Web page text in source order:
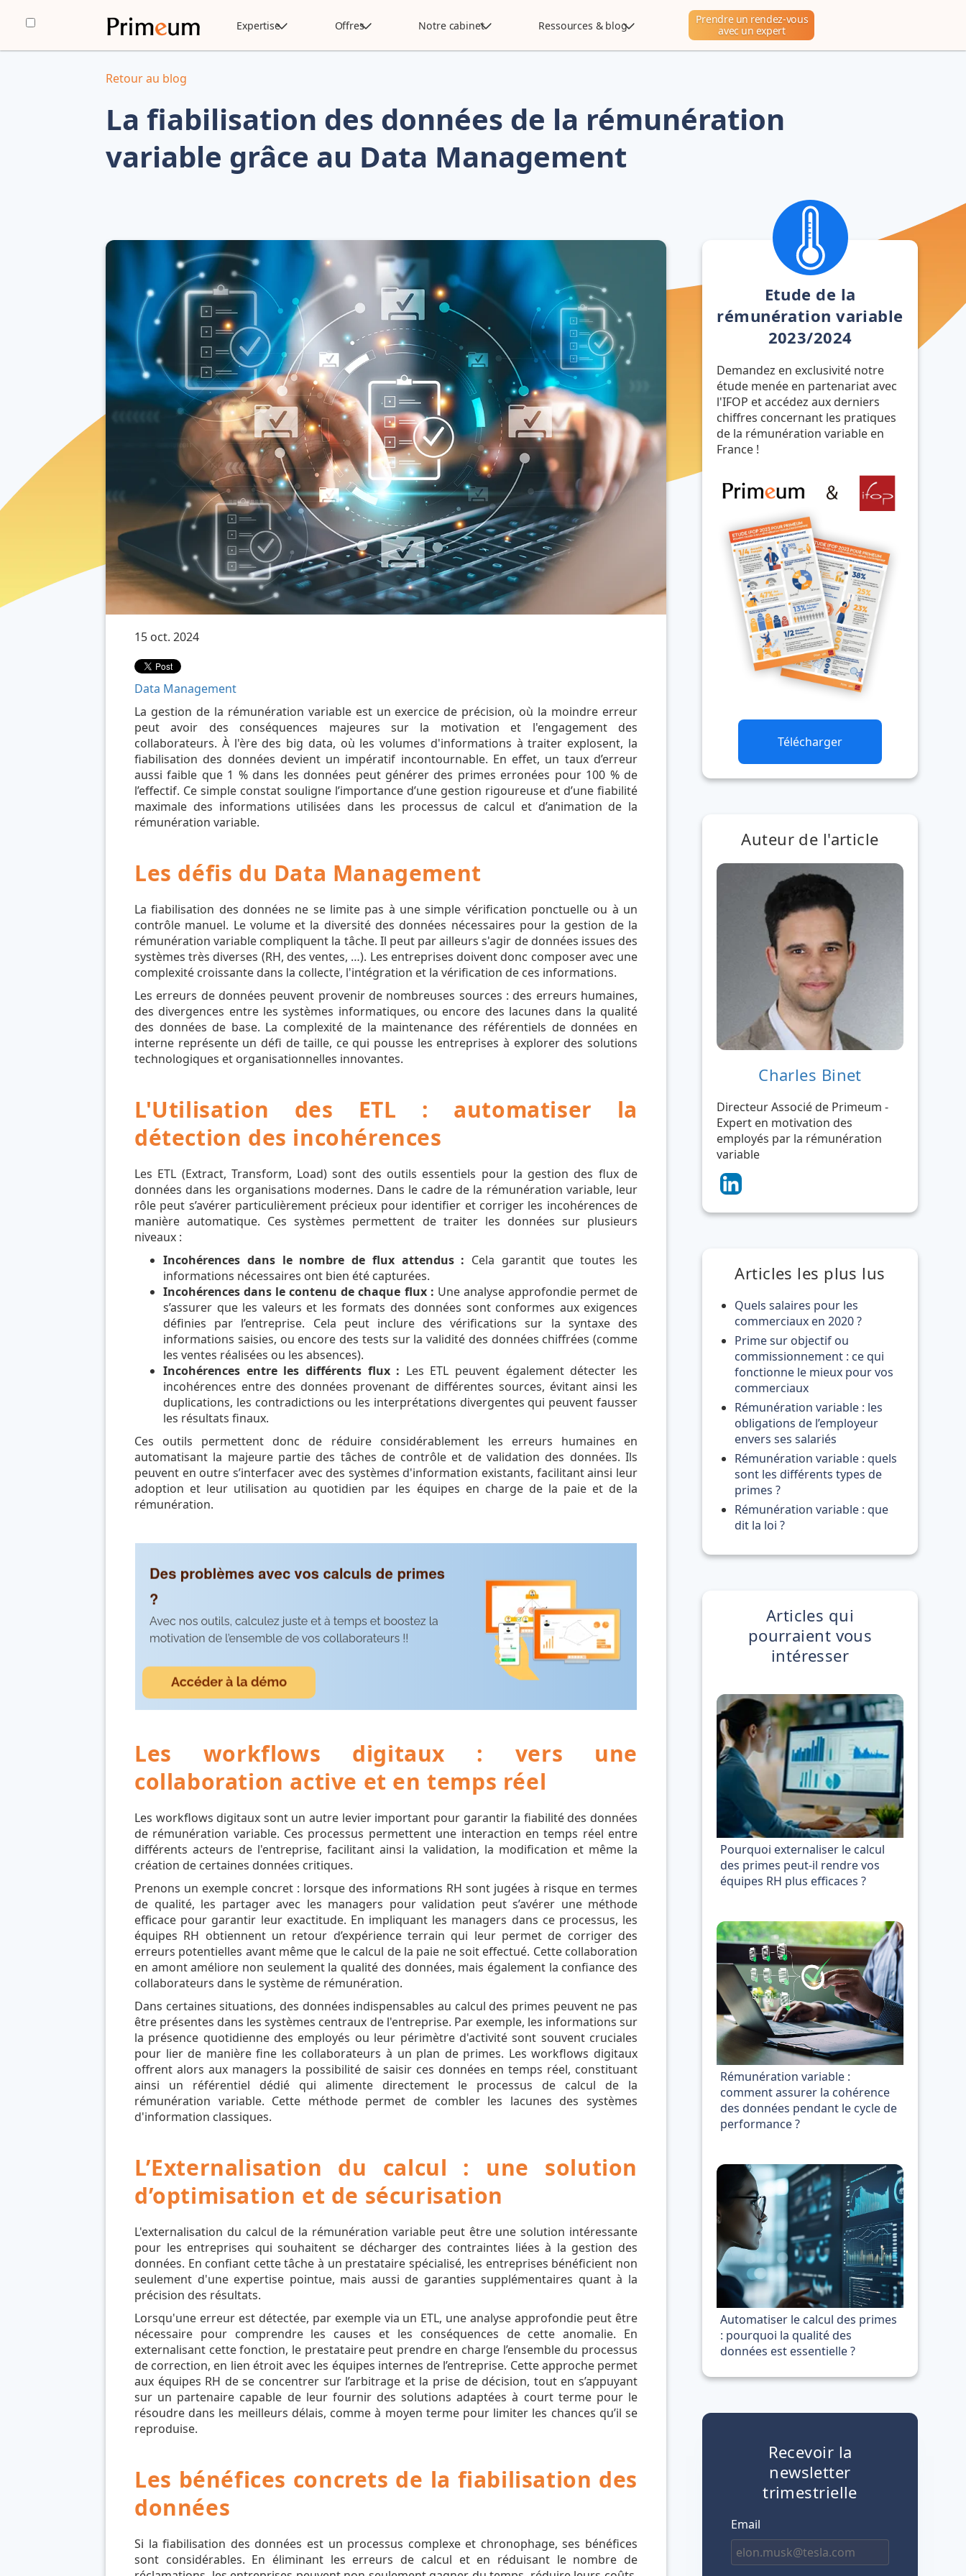
Expertise Offres Notre cabinet Ressources & blog
Prendre un rendez-vous
avec un expert
Retour au blog
La fiabilisation des données de la rémunération
variable grâce au Data Management
15 oct. 2024
Data Management
La gestion de la rémunération variable est un exercice de précision, où la moindre erreur
peut avoir des conséquences majeures sur la motivation et l'engagement des
collaborateurs. À l'ère des big data, où les volumes d'informations à traiter explosent, la
fiabilisation des données devient un impératif incontournable. En effet, un taux d’erreur
aussi faible que 1 % dans les données peut générer des primes erronées pour 100 % de
l’effectif. Ce simple constat souligne l’importance d’une gestion rigoureuse et d’une fiabilité
maximale des informations utilisées dans les processus de calcul et d’animation de la
rémunération variable.
Les défis du Data Management
La fiabilisation des données ne se limite pas à une simple vérification ponctuelle ou à un
contrôle manuel. Le volume et la diversité des données nécessaires pour la gestion de la
rémunération variable compliquent la tâche. Il peut par ailleurs s'agir de données issues des
systèmes très diverses (RH, des ventes, …). Les entreprises doivent donc composer avec une
complexité croissante dans la collecte, l'intégration et la vérification de ces informations.
Les erreurs de données peuvent provenir de nombreuses sources : des erreurs humaines,
des divergences entre les systèmes informatiques, ou encore des lacunes dans la qualité
des données de base. La complexité de la maintenance des référentiels de données en
interne représente un défi de taille, ce qui pousse les entreprises à explorer des solutions
technologiques et organisationnelles innovantes.
L'Utilisation des ETL : automatiser la
détection des incohérences
Les ETL (Extract, Transform, Load) sont des outils essentiels pour la gestion des flux de
données dans les organisations modernes. Dans le cadre de la rémunération variable, leur
rôle peut s’avérer particulièrement précieux pour identifier et corriger les incohérences de
manière automatique. Ces systèmes permettent de traiter les données sur plusieurs
niveaux :
Incohérences dans le nombre de flux attendus : Cela garantit que toutes les
informations nécessaires ont bien été capturées.
Incohérences dans le contenu de chaque flux : Une analyse approfondie permet de
s’assurer que les valeurs et les formats des données sont conformes aux exigences
définies par l’entreprise. Cela peut inclure des vérifications sur la syntaxe des
informations saisies, ou encore des tests sur la validité des données chiffrées (comme
les ventes réalisées ou les absences).
Incohérences entre les différents flux : Les ETL peuvent également détecter les
incohérences entre des données provenant de différentes sources, évitant ainsi les
duplications, les contradictions ou les interprétations divergentes qui peuvent fausser
les résultats finaux.
Ces outils permettent donc de réduire considérablement les erreurs humaines en
automatisant la majeure partie des tâches de contrôle et de validation des données. Ils
peuvent en outre s’interfacer avec des systèmes d'information existants, facilitant ainsi leur
adoption et leur utilisation au quotidien par les équipes en charge de la paie et de la
rémunération.
Les workflows digitaux : vers une
collaboration active et en temps réel
Les workflows digitaux sont un autre levier important pour garantir la fiabilité des données
de rémunération variable. Ces processus permettent une interaction en temps réel entre
différents acteurs de l'entreprise, facilitant ainsi la validation, la modification et même la
création de certaines données critiques.
Prenons un exemple concret : lorsque des informations RH sont jugées à risque en termes
de qualité, les partager avec les managers pour validation peut s’avérer une méthode
efficace pour garantir leur exactitude. En impliquant les managers dans ce processus, les
équipes RH obtiennent un retour d’expérience terrain qui leur permet de corriger des
erreurs potentielles avant même que le calcul de la paie ne soit effectué. Cette collaboration
en amont améliore non seulement la qualité des données, mais également la confiance des
collaborateurs dans le système de rémunération.
Dans certaines situations, des données indispensables au calcul des primes peuvent ne pas
être présentes dans les systèmes centraux de l'entreprise. Par exemple, les informations sur
la présence quotidienne des employés ou leur périmètre d'activité sont souvent cruciales
pour lier de manière fine les collaborateurs à un plan de primes. Les workflows digitaux
offrent alors aux managers la possibilité de saisir ces données en temps réel, constituant
ainsi un référentiel dédié qui alimente directement le processus de calcul de la
rémunération variable. Cette méthode permet de combler les lacunes des systèmes
d'information classiques.
L’Externalisation du calcul : une solution
d’optimisation et de sécurisation
L'externalisation du calcul de la rémunération variable peut être une solution intéressante
pour les entreprises qui souhaitent se décharger des contraintes liées à la gestion des
données. En confiant cette tâche à un prestataire spécialisé, les entreprises bénéficient non
seulement d'une expertise pointue, mais aussi de garanties supplémentaires quant à la
précision des résultats.
Lorsqu'une erreur est détectée, par exemple via un ETL, une analyse approfondie peut être
nécessaire pour comprendre les causes et les conséquences de cette anomalie. En
externalisant cette fonction, le prestataire peut prendre en charge l’ensemble du processus
de correction, en lien étroit avec les équipes internes de l’entreprise. Cette approche permet
aux équipes RH de se concentrer sur l’arbitrage et la prise de décision, tout en s’appuyant
sur un partenaire capable de leur fournir des solutions adaptées à court terme pour le
résoudre dans les meilleurs délais, comme à moyen terme pour limiter les chances qu’il se
reproduise.
Les bénéfices concrets de la fiabilisation des
données
Si la fiabilisation des données est un processus complexe et chronophage, ses bénéfices
sont considérables. En éliminant les erreurs de calcul et en réduisant le nombre de
Etude de la
rémunération variable
2023/2024
Demandez en exclusivité notre
étude menée en partenariat avec
l'IFOP et accédez aux derniers
chiffres concernant les pratiques
de la rémunération variable en
France !
Télécharger
Auteur de l'article
Charles Binet
Directeur Associé de Primeum -
Expert en motivation des
employés par la rémunération
variable
Articles les plus lus
Quels salaires pour les
commerciaux en 2020 ?
Prime sur objectif ou
commissionnement : ce qui
fonctionne le mieux pour vos
commerciaux
Rémunération variable : les
obligations de l’employeur
envers ses salariés
Rémunération variable : quels
sont les différents types de
primes ?
Rémunération variable : que
dit la loi ?
Articles qui
pourraient vous
intéresser
Pourquoi externaliser le calcul
des primes peut-il rendre vos
équipes RH plus efficaces ?
Rémunération variable :
comment assurer la cohérence
des données pendant le cycle de
performance ?
Automatiser le calcul des primes
: pourquoi la qualité des
données est essentielle ?
Recevoir la
newsletter
trimestrielle
Email